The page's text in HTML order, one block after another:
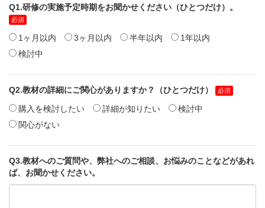
Q1.研修の実施予定時期をお聞かせください（ひとつだけ）。
1ヶ月以内 3ヶ月以内 半年以内
1年以内
検討中
Q2.教材の詳細にご関心がありますか？（ひとつだけ）
購入を検討したい
詳細が知りたい
検討中
関心がない
Q3.教材へのご質問や、弊社へのご相談、お悩みのことなどがあれ
ば、お聞かせください。